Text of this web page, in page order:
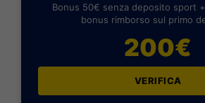
Bonus 50€ senza deposito sport
bonus rimborso sul primo
200€
VERIFICA